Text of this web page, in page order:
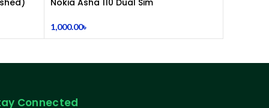
Nokia Asha 110 Dual Sim
1,000.00৳
Connected